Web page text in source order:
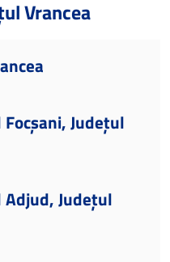
Vrancea
Județul
Județul